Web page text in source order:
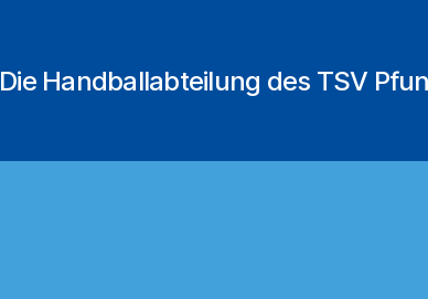
Die Handballabteilung des TSV